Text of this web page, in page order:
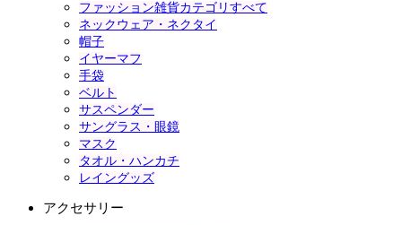
ファッション雑貨カテゴリすべて
ネックウェア・ネクタイ
帽子
イヤーマフ
手袋
ベルト
サスペンダー
サングラス・眼鏡
マスク
タオル・ハンカチ
レイングッズ
アクセサリー